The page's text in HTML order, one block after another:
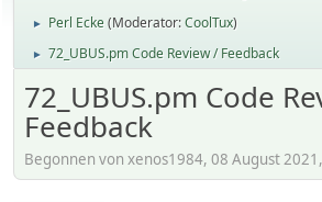
► Perl Ecke(Moderator:CoolTux)
► 72_UBUS.pm Code Review / Feedback
72_UBUS.pm Code
Feedback
Begonnen von xenos1984, 08 August